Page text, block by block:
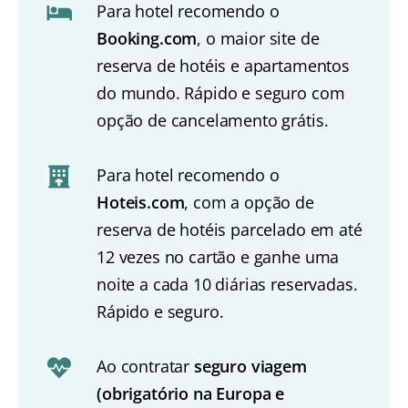
Para hotel recomendo o
Booking.com, o maior site de
reserva de hotéis e apartamentos
do mundo. Rápido e seguro com
opção de cancelamento grátis.
Para hotel recomendo o
Hoteis.com, com a opção de
reserva de hotéis parcelado em até
12 vezes no cartão e ganhe uma
noite a cada 10 diárias reservadas.
Rápido e seguro.
Ao contratar seguro viagem
(obrigatório na Europa e